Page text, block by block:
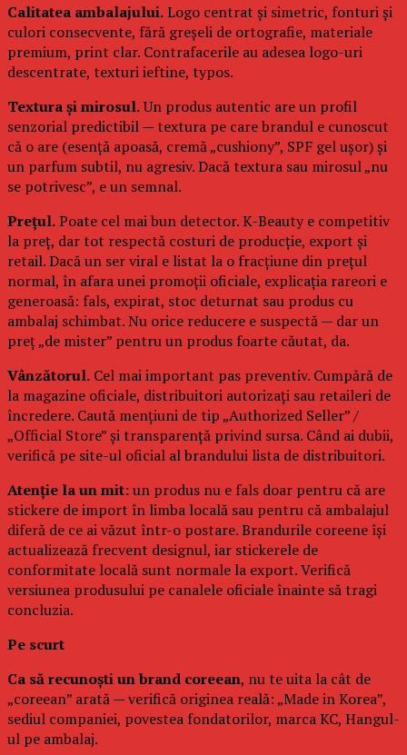
Calitatea ambalajului.Logo centrat și simetric, fonturi și
culori consecvente, fără greșeli de ortografie, materiale
premium, print clar. Contrafacerile au adesea logo-uri
descentrate, texturi ieftine, typos.
Textura și mirosul.Un produs autentic are un profil
senzorial predictibil — textura pe care brandul e cunoscut
că o are (esență apoasă, cremă „cushiony”, SPF gel ușor) și
un parfum subtil, nu agresiv. Dacă textura sau mirosul „nu
se potrivesc”, e un semnal.
Prețul.Poate cel mai bun detector. K-Beauty e competitiv
la preț, dar tot respectă costuri de producție, export și
retail. Dacă un ser viral e listat la o fracțiune din prețul
normal, în afara unei promoții oficiale, explicația rareori e
generoasă: fals, expirat, stoc deturnat sau produs cu
ambalaj schimbat. Nu orice reducere e suspectă — dar un
preț „de mister” pentru un produs foarte căutat, da.
Vânzătorul. Cel mai important pas preventiv. Cumpără de
la magazine oficiale, distribuitori autorizați sau retaileri de
încredere. Caută mențiuni de tip „Authorized Seller” /
„Official Store” și transparență privind sursa. Când ai dubii,
verifică pe site-ul oficial al brandului lista de distribuitori.
Atenție la un mit:un produs nu e fals doar pentru că are
stickere de import în limba locală sau pentru că ambalajul
diferă de ce ai văzut într-o postare. Brandurile coreene își
actualizează frecvent designul, iar stickerele de
conformitate locală sunt normale la export. Verifică
versiunea produsului pe canalele oficiale înainte să tragi
concluzia.
Pe scurt
Ca să recunoști un brand coreean, nu te uita la cât de
„coreean” arată — verifică originea reală: „Made in Korea”,
sediul companiei, povestea fondatorilor, marca KC, Hangul-
ul pe ambalaj.